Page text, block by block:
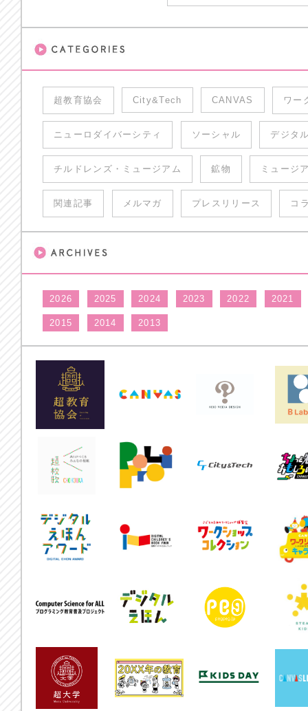
超教育協会 City&Tech CANVAS ワー
ニューロダイバーシティ ソーシャル デジタ
チルドレンズ・ミュージアム 鉱物 ミュージ
関連記事 メルマガ プレスリリース コ
2026 2025 2024 2023 2022 2021
2015 2014 2013